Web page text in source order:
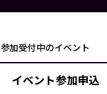
参加受付中のイベント
イベント参加申込